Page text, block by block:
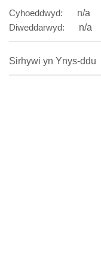
Cyhoeddwyd:
n/a
Diweddarwyd:
n/a
Sirhywi yn Ynys-ddu